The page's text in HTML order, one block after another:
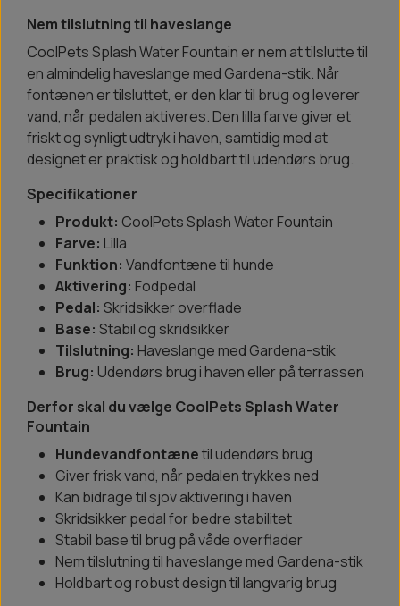
Nem tilslutning til haveslange
CoolPets Splash Water Fountain er nem at tilslutte til
en almindelig haveslange med Gardena-stik. Når
fontænen er tilsluttet, er den klar til brug og leverer
vand, når pedalen aktiveres. Den lilla farve giver et
friskt og synligt udtryk i haven, samtidig med at
designet er praktisk og holdbart til udendørs brug.
Specifikationer
Produkt: CoolPets Splash Water Fountain
Farve: Lilla
Funktion: Vandfontæne til hunde
Aktivering: Fodpedal
Pedal: Skridsikker overflade
Base: Stabil og skridsikker
Tilslutning: Haveslange med Gardena-stik
Brug: Udendørs brug i haven eller på terrassen
Derfor skal du vælge CoolPets Splash Water
Fountain
Hundevandfontænetil udendørs brug
Giver frisk vand, når pedalen trykkes ned
Kan bidrage til sjov aktivering i haven
Skridsikker pedal for bedre stabilitet
Stabil base til brug på våde overflader
Nem tilslutning til haveslange med Gardena-stik
Holdbart og robust design til langvarig brug